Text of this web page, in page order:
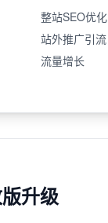
整站SEO优化
站外推广引流
流量增长
升级